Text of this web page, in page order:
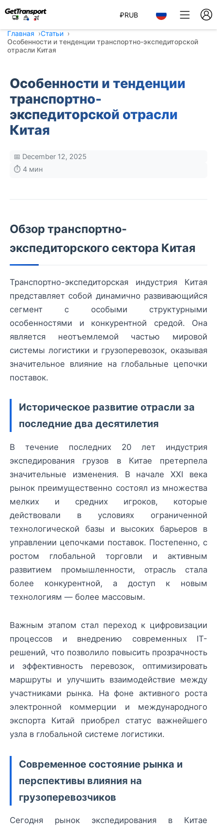
₽RUB
Главная
Статьи
Особенности и тенденции транспортно-экспедиторской
отрасли Китая
Особенности и тенденции
транспортно-
экспедиторской отрасли
Китая
📅 December 12, 2025
⏱️ 4 мин
Обзор транспортно-
экспедиторского сектора Китая
Транспортно-экспедиторская индустрия Китая
представляет собой динамично развивающийся
сегмент с особыми структурными
особенностями и конкурентной средой. Она
является неотъемлемой частью мировой
системы логистики и грузоперевозок, оказывая
значительное влияние на глобальные цепочки
поставок.
Историческое развитие отрасли за
последние два десятилетия
В течение последних 20 лет индустрия
экспедирования грузов в Китае претерпела
значительные изменения. В начале XXI века
рынок преимущественно состоял из множества
мелких и средних игроков, которые
действовали в условиях ограниченной
технологической базы и высоких барьеров в
управлении цепочками поставок. Постепенно, с
ростом глобальной торговли и активным
развитием промышленности, отрасль стала
более конкурентной, а доступ к новым
технологиям — более массовым.
Важным этапом стал переход к цифровизации
процессов и внедрению современных IT-
решений, что позволило повысить прозрачность
и эффективность перевозок, оптимизировать
маршруты и улучшить взаимодействие между
участниками рынка. На фоне активного роста
электронной коммерции и международного
экспорта Китай приобрел статус важнейшего
узла в глобальной системе логистики.
Современное состояние рынка и
перспективы влияния на
грузоперевозчиков
Сегодня рынок экспедирования в Китае